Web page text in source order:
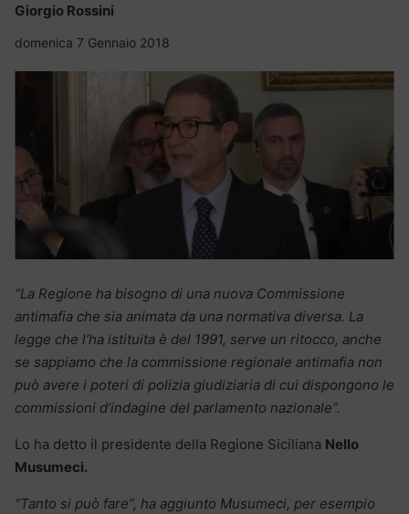
Giorgio Rossini
domenica 7 Gennaio 2018
“La Regione ha bisogno di una nuova Commissione
antimafia che sia animata da una normativa diversa. La
legge che l’ha istituita è del 1991, serve un ritocco, anche
se sappiamo che la commissione regionale antimafia non
può avere i poteri di polizia giudiziaria di cui dispongono le
commissioni d’indagine del parlamento nazionale”.
Lo ha detto il presidente della Regione Siciliana Nello
Musumeci.
“Tanto si può fare”, ha aggiunto Musumeci, per esempio